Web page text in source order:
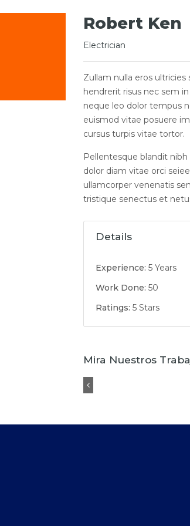
Robert Ken
Electrician
Zullam nulla eros
hendrerit risus nec sem
neque leo dolor tempus
euismod vitae posuere
cursus turpis vitae tortor.
Pellentesque blandit
dolor diam vitae orci
ullamcorper venenatis
tristique senectus et
Details
Experience: 5 Years
Work Done: 50
Ratings: 5 Stars
Mira Nuestros